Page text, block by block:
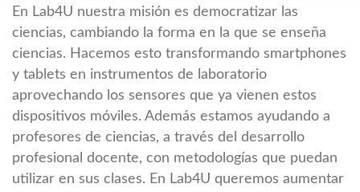
En Lab4U nuestra misión es democratizar las
ciencias, cambiando la forma en la que se enseña
ciencias. Hacemos esto transformando smartphones
y tablets en instrumentos de laboratorio
aprovechando los sensores que ya vienen estos
dispositivos móviles. Además estamos ayudando a
profesores de ciencias, a través del desarrollo
profesional docente, con metodologías que puedan
utilizar en sus clases. En Lab4U queremos aumentar